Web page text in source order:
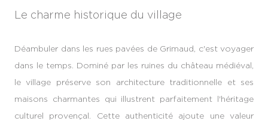
Le charme historique du village
Déambuler dans les rues pavées de Grimaud, c'est voyager
dans le temps. Dominé par les ruines du château médiéval,
le village préserve son architecture traditionnelle et ses
maisons charmantes qui illustrent parfaitement l'héritage
culturel provençal. Cette authenticité ajoute une valeur